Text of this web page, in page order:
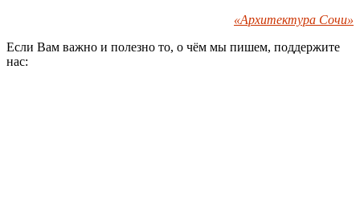
«Архитектура Сочи»
Если Вам важно и полезно то, о чём мы пишем, поддержите
нас: